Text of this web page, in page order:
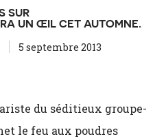
SUR
UN ŒIL CET AUTOMNE.
5 septembre 2013
du séditieux groupe-
le feu aux poudres